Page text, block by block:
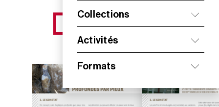
Collections
Activités
Formats
NOS NOUVEAUTÉS